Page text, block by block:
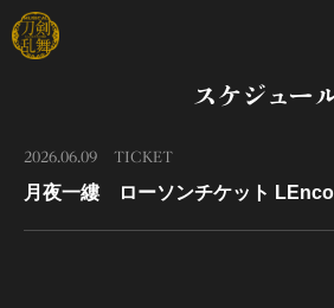
スケジュー
2026.06.09 TICKET
月夜一縷 ローソンチケット